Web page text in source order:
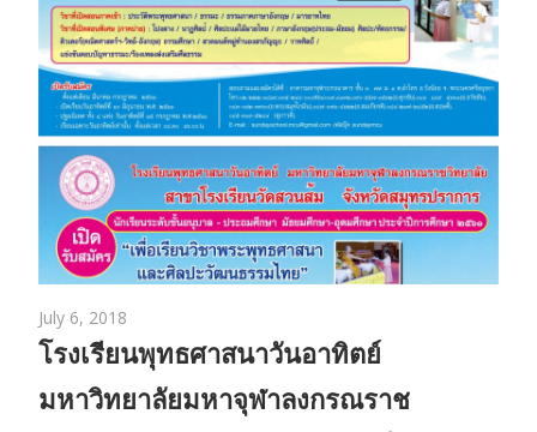
July 6, 2018
โรงเรียนพุทธศาสนาวันอาทิตย์
มหาวิทยาลัยมหาจุฬาลงกรณราช